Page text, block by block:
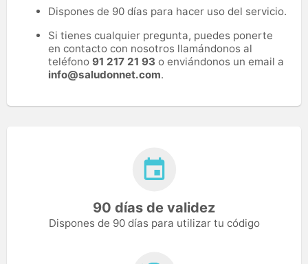
Dispones de 90 días para hacer uso del servicio.
Si tienes cualquier pregunta, puedes ponerte
en contacto con nosotros llamándonos al
teléfono 91 217 21 93 o enviándonos un email a
info@saludonnet.com.
90 días de validez
Dispones de 90 días para utilizar tu código